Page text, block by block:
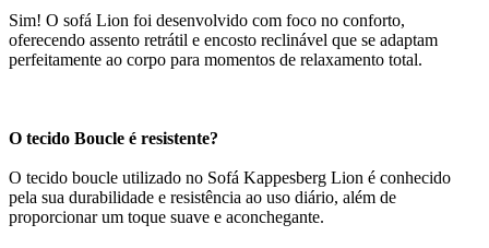
Sim! O sofá Lion foi desenvolvido com foco no conforto,
oferecendo assento retrátil e encosto reclinável que se adaptam
perfeitamente ao corpo para momentos de relaxamento total.
O tecido Boucle é resistente?
O tecido boucle utilizado no Sofá Kappesberg Lion é conhecido
pela sua durabilidade e resistência ao uso diário, além de
proporcionar um toque suave e aconchegante.